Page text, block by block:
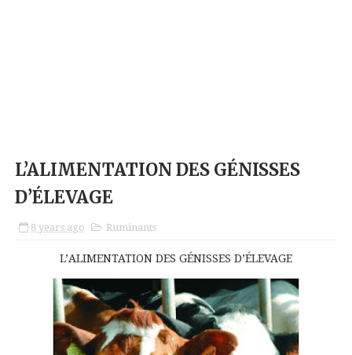
L’ALIMENTATION DES GÉNISSES
D’ÉLEVAGE
8 years ago Ruminants
L’ALIMENTATION DES GÉNISSES D’ÉLEVAGE